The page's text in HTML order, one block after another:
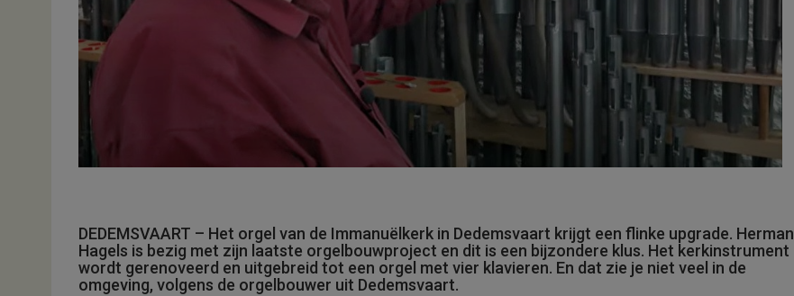
DEDEMSVAART – Het orgel van de Immanuëlkerk in Dedemsvaart krijgt een flinke upgrade. Herman
Hagels is bezig met zijn laatste orgelbouwproject en dit is een bijzondere klus. Het kerkinstrument
wordt gerenoveerd en uitgebreid tot een orgel met vier klavieren. En dat zie je niet veel in de
omgeving, volgens de orgelbouwer uit Dedemsvaart.